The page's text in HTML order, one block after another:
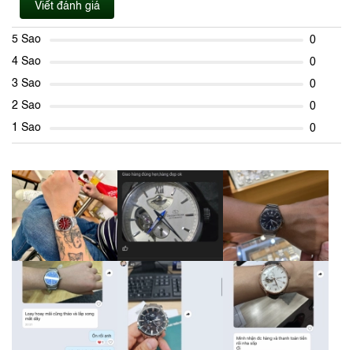
Viết đánh giá
5 Sao
0
4 Sao
0
3 Sao
0
2 Sao
0
1 Sao
0